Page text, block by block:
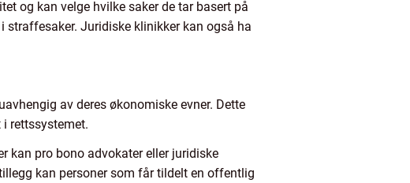
og kan velge hvilke saker de tar basert på
straffesaker. Juridiske klinikker kan også ha
av deres økonomiske evner. Dette
rettssystemet.
kan pro bono advokater eller juridiske
kan personer som får tildelt en offentlig